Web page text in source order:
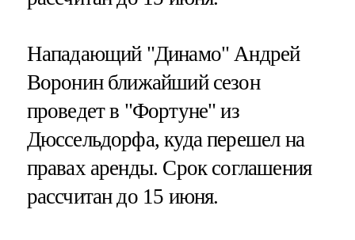
Нападающий "Динамо" Андрей
Воронин ближайший сезон
проведет в "Фортуне" из
Дюссельдорфа, куда перешел на
правах аренды. Срок соглашения
рассчитан до 15 июня.